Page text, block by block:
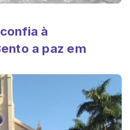
à
a paz em